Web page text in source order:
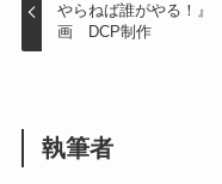
やらねば誰がやる！
画 DCP制作
執筆者